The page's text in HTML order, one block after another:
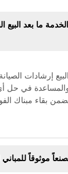
ما بعد البيع
إرشادات الصيانة
في حل
بقاء مبناك
موثوقاً للمباني